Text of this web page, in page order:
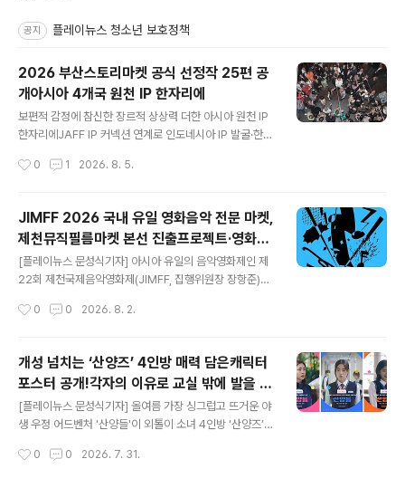
공지 플레이뉴스 청소년 보호정책
2026 부산스토리마켓 공식 선정작 25편 공
개아시아 4개국 원천 IP 한자리에
보편적 감정에 참신한 장르적 상상력 더한 아시아 원천 IP
한자리에JAFF IP 커넥션 연계로 인도네시아 IP 발굴·한국
영화제의 공식 마켓인 아시아콘텐츠&필름마켓(ACFM)의
년 공식 선정작 25편을 공개한다. 한국 IP 15편을 비롯해
대만과 일본 IP 각 4편, 인도네시아 IP 2편이 최종 선정됐
다. 올해 선정작은 삶과 죽음, 가족, 성장, 사랑과 상실 등 보
편적인 감정과 관계를 새로운 장르적 설정에 담아낸 작품
부터 비밀과 집착을 중심으로 예기치 못한 전개를 펼치는
영상 산업을 연결하는 부산스토리마켓 부산스토리마..
0 1 2026. 8. 5.
JIMFF 2026 국내 유일 영화음악 전문 마켓,
제천뮤직필름마켓 본선 진출프로젝트·영화음
악가 발표!공모 559건 접수… 영화음악가 지
원 34% 증가,영화와 음악 잇는 창작 네트워
크 강화
[플레이뉴스 문성식기자] 아시아 유일의 음악영화제인 제
22회 제천국제음악영화제(JIMFF, 집행위원장 장항준)가
rket)’의 본선 진출 프로젝트와 영화음악가를 31일 발표했
작지원(영화음악) 영화음악가▲단편영화 제작지원 프로젝
트 등 세 분야로 진행됐다. 후반제작지원(영화음악) 프로젝
트에는 총 31편, 영화음악가 부문에는 총 216명, 단편영화
제작지원 프로젝트에는 총 312편이 지원했다. 영화음악가
부문에는 지난해보다 약 34% 증가한 216명이 지원했다.
트 3편 선정제천국제음악영화제가 운영하는 제천뮤직필름
0 0 2026. 8. 2.
개성 넘치는 ‘산양즈’ 4인방 매력 담은캐릭터
포스터 공개!각자의 이유로 교실 밖에 발을 내
디딘 소녀들! '산양들' 올여름 가슴벅찬 위로
와유쾌한 해방감 전한다!
[플레이뉴스 문성식기자] 올여름 가장 싱그럽고 뜨거운 야
생 우정 어드벤처 '산양들'이 외톨이 소녀 4인방 ‘산양즈’와
릭터 포스터를 공개했다.[연출: 유재욱 | 출연: 박혜진, 이승
0 0 2026. 7. 31.